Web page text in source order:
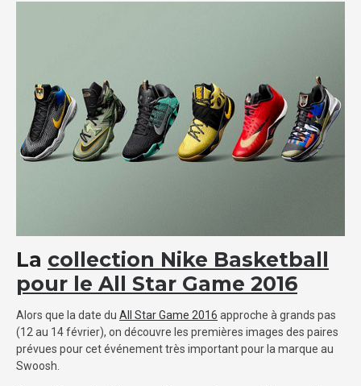
La collection Nike Basketball
pour le All Star Game 2016
Alors que la date du All Star Game 2016 approche à grands pas
(12 au 14 février), on découvre les premières images des paires
prévues pour cet événement très important pour la marque au
Swoosh.